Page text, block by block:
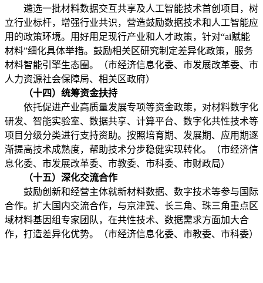
遴选一批材料数据交互共享及人工智能技术首创项目，树
立行业标杆，增强行业共识，营造鼓励数据技术和人工智能应
用的政策环境。用好用足现行产业和人才政策，针对“ai赋能
材料”细化具体举措。鼓励相关区研究制定差异化政策，服务
材料智能引擎生态圈。（市经济信息化委、市发展改革委、市
人力资源社会保障局、相关区政府）
（十四）统筹资金扶持
依托促进产业高质量发展专项等资金政策，对材料数字化
研发、智能实验室、数据共享、计算平台、数字化共性技术等
项目分级分类进行支持资助。按照培育期、发展期、应用期逐
渐提高技术成熟度，帮助技术分步稳健实现转化。（市经济信
息化委、市发展改革委、市教委、市科委、市财政局）
（十五）深化交流合作
鼓励创新和经营主体就新材料数据、数字技术等参与国际
合作。扩大国内交流合作，与京津冀、长三角、珠三角重点区
域材料基因组专家团队，在共性技术、数据需求方面加大合
作，打造差异化优势。（市经济信息化委、市教委、市科委）